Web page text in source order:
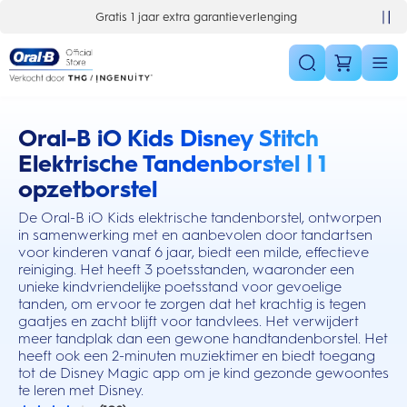
Gratis 1 jaar extra garantieverlenging
Oral-B iO Kids Disney Stitch
Elektrische Tandenborstel | 1
opzetborstel
De Oral-B iO Kids elektrische tandenborstel, ontworpen
in samenwerking met en aanbevolen door tandartsen
voor kinderen vanaf 6 jaar, biedt een milde, effectieve
reiniging. Het heeft 3 poetsstanden, waaronder een
unieke kindvriendelijke poetsstand voor gevoelige
tanden, om ervoor te zorgen dat het krachtig is tegen
gaatjes en zacht blijft voor tandvlees. Het verwijdert
meer tandplak dan een gewone handtandenborstel. Het
heeft ook een 2-minuten muziektimer en biedt toegang
tot de Disney Magic app om je kind gezonde gewoontes
te leren met Disney.
this action will scroll you to the reviews section